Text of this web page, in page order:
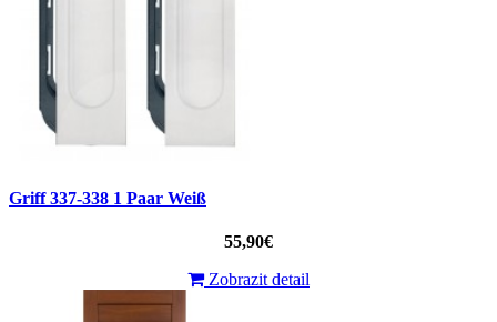
Griff 337-338 1 Paar Weiß
55,90€
Zobrazit detail